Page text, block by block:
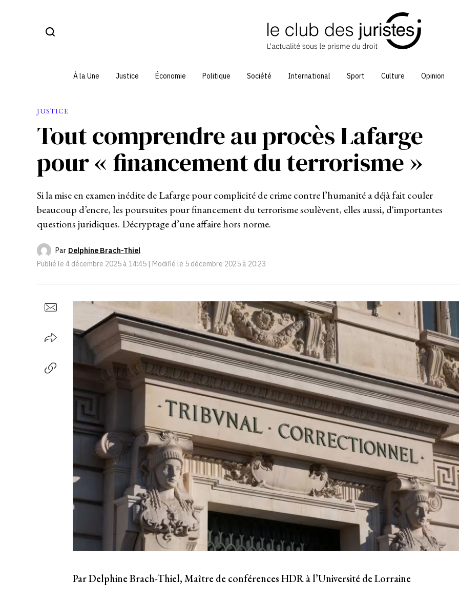
À la Une Justice Économie Politique Société International Sport Culture Opinion
JUSTICE
Tout comprendre au procès Lafarge
pour « financement du terrorisme »
Si la mise en examen inédite de Lafarge pour complicité de crime contre l’humanité a déjà fait couler
beaucoup d’encre, les poursuites pour financement du terrorisme soulèvent, elles aussi, d'importantes
questions juridiques. Décryptage d’une affaire hors norme.
Par Delphine Brach-Thiel
Publié le 4 décembre 2025 à 14:45 | Modifié le 5 décembre 2025 à 20:23
Par Delphine Brach-Thiel, Maître de conférences HDR à l’Université de Lorraine